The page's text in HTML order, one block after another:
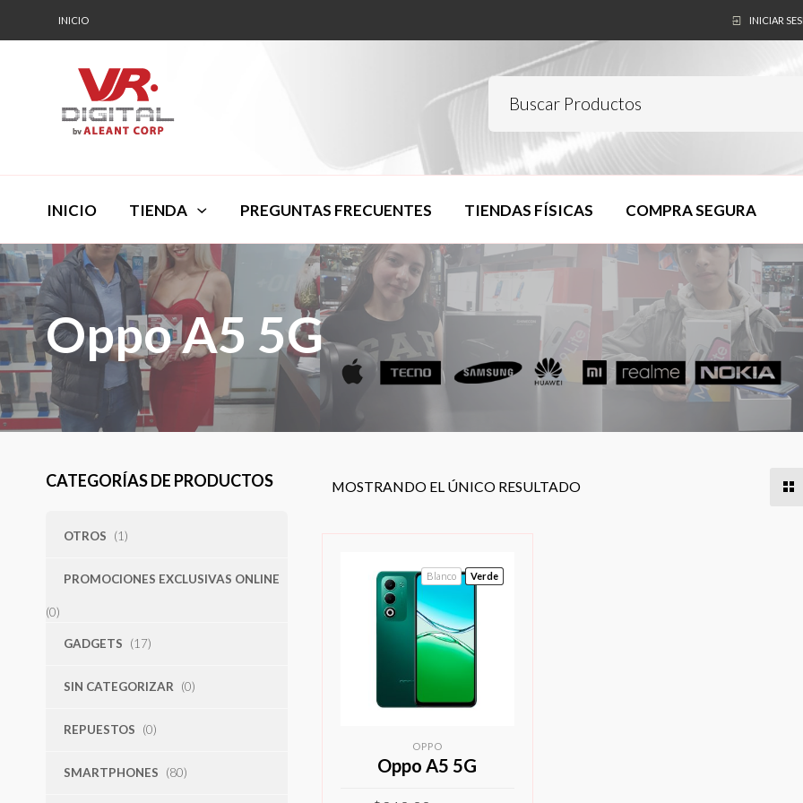
INICIO INICIAR
INICIO TIENDA PREGUNTAS FRECUENTES TIENDAS FÍSICAS COMPRA SEGURA
Oppo A5 5G
CATEGORÍAS DE PRODUCTOS
OTROS (1)
PROMOCIONES EXCLUSIVAS ONLINE
(0)
GADGETS (17)
SIN CATEGORIZAR (0)
REPUESTOS (0)
SMARTPHONES (80)
MOSTRANDO EL ÚNICO RESULTADO
Blanco Verde
OPPO
Oppo A5 5G